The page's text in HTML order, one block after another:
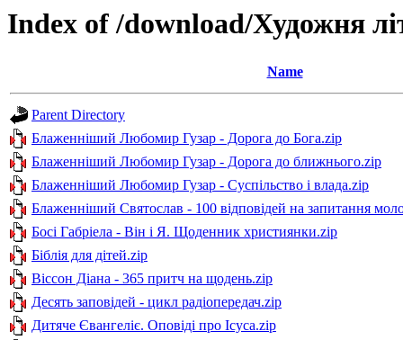
Index of /download/Художня
Name
Parent Directory
Блаженніший Любомир Гузар - Дорога до Бога.zip
Блаженніший Любомир Гузар - Дорога до ближнього.zip
Блаженніший Любомир Гузар - Суспільство і влада.zip
Блаженніший Святослав - 100 відповідей на запитання
Босі Габріела - Він і Я. Щоденник християнки.zip
Біблія для дітей.zip
Віссон Діана - 365 притч на щодень.zip
Десять заповідей - цикл радіопередач.zip
Дитяче Євангеліє. Оповіді про Ісуса.zip